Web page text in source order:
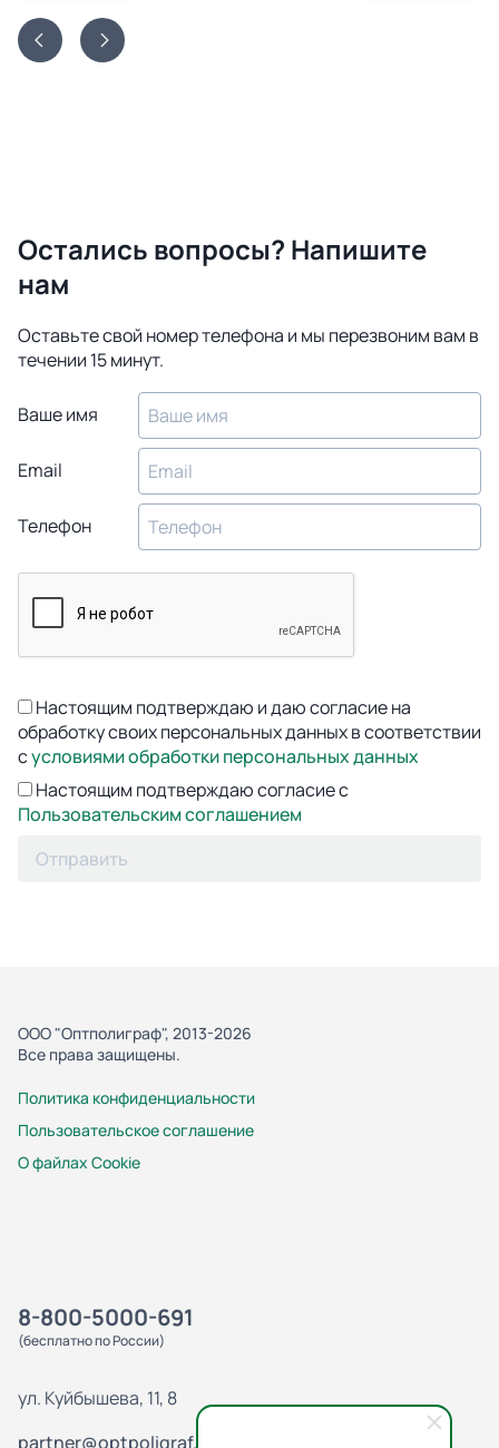
Остались вопросы? Напишите
нам
Оставьте свой номер телефона и мы перезвоним вам в
течении 15 минут.
Ваше имя
Email
Телефон
Настоящим подтверждаю и даю согласие на
обработку своих персональных данных в соответствии
сусловиями обработки персональных данных
Настоящим подтверждаю согласие с
Пользовательским соглашением
Отправить
ООО "Оптполиграф", 2013-2026
Все права защищены.
Политика конфиденциальности
Пользовательское соглашение
О файлах Cookie
8-800-5000-691
(бесплатно по России)
ул. Куйбышева, 11, 8
partner@optpoligraf.ru